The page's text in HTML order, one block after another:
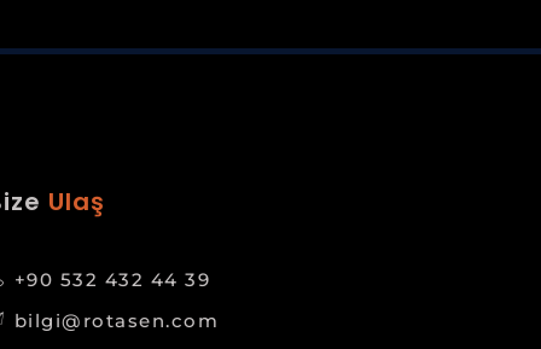
Ulaş
+90 532 432 44 39
bilgi@rotasen.com